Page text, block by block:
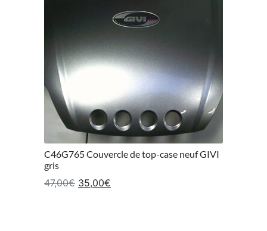
C46G765 Couvercle de top-case neuf GIVI
gris
47,00€ Le prix initial était : 47,00€.
35,00€